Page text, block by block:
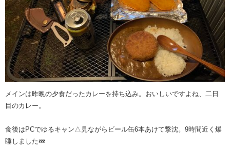
メインは昨晩の夕食だったカレーを持ち込み。おいしいですよね、二日
目のカレー。
食後はPCでゆるキャン△見ながらビール缶6本あけて撃沈。9時間近く爆
睡しました💤